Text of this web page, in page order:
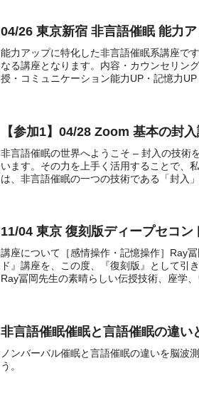
04/26 東京新宿 非言語催眠 能力
能力アップに特化した非言語催眠系講座で
なる講座となります。内容・カウンセリン
授・コミュニケーション能力UP・記憶力
【参加1】04/28 Zoom 基本の封
非言語催眠の世界へようこそ – 封入の技術
います。その力を上手く活用することで、
は、非言語催眠の一つの技術である「封入
11/04 東京 復刻版ディープセコン
講座について［感情操作・記憶操作］Ray
ド』講座を、この度、『復刻版』として引
Ray冨岡先生の素晴らしい伝授技術、座学
非言語催眠催眠と言語催眠の違い
ノンバーバル催眠と言語催眠の違いを脳波
う。